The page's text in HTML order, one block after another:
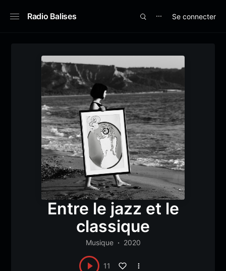
Radio Balises ⋯ Se connecter
Entre le jazz et le
classique
Musique 2020
11